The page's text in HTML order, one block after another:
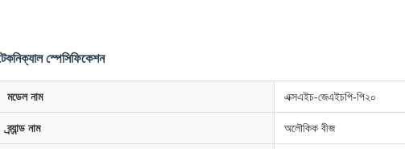
স্পেসিফিকেশন
মডেল নাম এক্সএইচ-জেএইচপি-পি২০
ব্র্যান্ড নাম অলৌকিক বীজ